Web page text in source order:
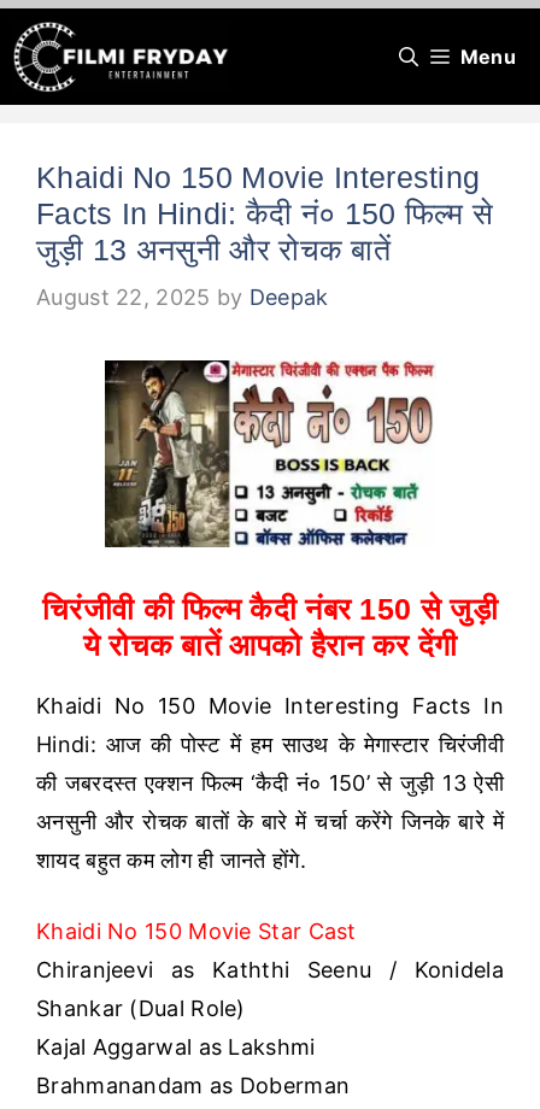
Skip
to
content
Menu
Khaidi No 150 Movie Interesting
Facts In Hindi: कैदी नं० 150 फिल्म से
जुड़ी 13 अनसुनी और रोचक बातें
August 22, 2025 by Deepak
चिरंजीवी की फिल्म कैदी नंबर 150 से जुड़ी
ये रोचक बातें आपको हैरान कर देंगी
Khaidi No 150 Movie Interesting Facts In
Hindi: आज की पोस्ट में हम साउथ के मेगास्टार चिरंजीवी
की जबरदस्त एक्शन फिल्म ‘कैदी नं० 150’ से जुड़ी 13 ऐसी
अनसुनी और रोचक बातों के बारे में चर्चा करेंगे जिनके बारे में
शायद बहुत कम लोग ही जानते होंगे.
Khaidi No 150 Movie Star Cast
Chiranjeevi as Kaththi Seenu / Konidela
Shankar (Dual Role)
Kajal Aggarwal as Lakshmi
Brahmanandam as Doberman